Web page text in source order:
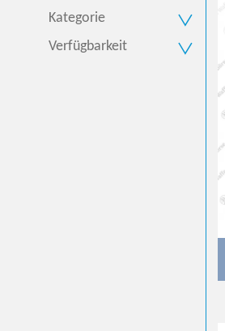
Kategorie
Verfügbarkeit